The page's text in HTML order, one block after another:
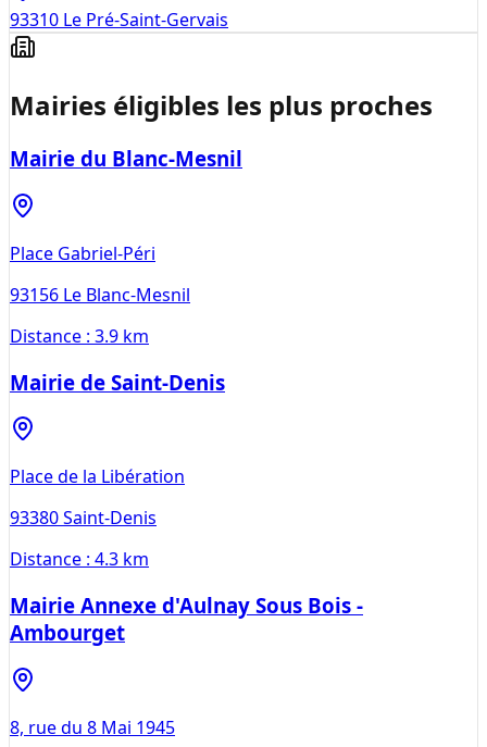
93310 Le Pré-Saint-Gervais
Mairies éligibles les plus proches
Mairie du Blanc-Mesnil
Place Gabriel-Péri
93156 Le Blanc-Mesnil
Distance : 3.9 km
Mairie de Saint-Denis
Place de la Libération
93380Saint-Denis
Distance : 4.3 km
Mairie Annexe d'Aulnay Sous Bois -
Ambourget
8, rue du 8 Mai 1945